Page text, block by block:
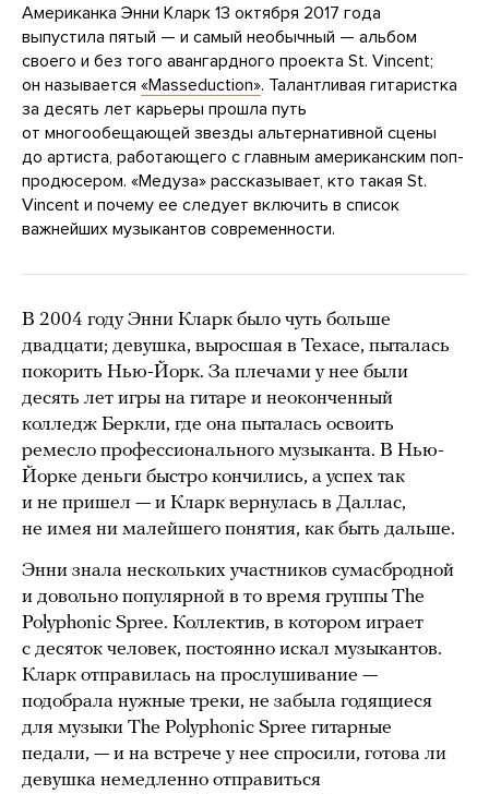
Американка Энни Кларк 13 октября 2017 года
выпустила пятый — и самый необычный — альбом
своего и без того авангардного проекта St. Vincent;
он называется «Masseduction». Талантливая гитаристка
за десять лет карьеры прошла путь
от многообещающей звезды альтернативной сцены
до артиста, работающего с главным американским поп-
продюсером. «Медуза» рассказывает, кто такая St.
Vincent и почему ее следует включить в список
важнейших музыкантов современности.
В 2004 году Энни Кларк было чуть больше
двадцати; девушка, выросшая в Техасе, пыталась
покорить Нью-Йорк. За плечами у нее были
десять лет игры на гитаре и неоконченный
колледж Беркли, где она пыталась освоить
ремесло профессионального музыканта. В Нью-
Йорке деньги быстро кончились, а успех так
и не пришел — и Кларк вернулась в Даллас,
не имея ни малейшего понятия, как быть дальше.
Энни знала нескольких участников сумасбродной
и довольно популярной в то время группы The
Polyphonic Spree. Коллектив, в котором играет
с десяток человек, постоянно искал музыкантов.
Кларк отправилась на прослушивание —
подобрала нужные треки, не забыла годящиеся
для музыки The Polyphonic Spree гитарные
педали, — и на встрече у нее спросили, готова ли
девушка немедленно отправиться